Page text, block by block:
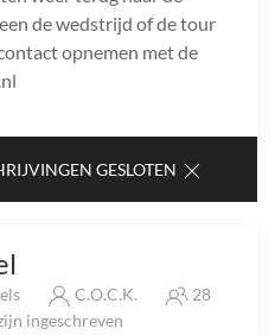
de wedstrijd of de tour
opnemen met de
GESLOTEN
C.O.C.K.
28
ingeschreven